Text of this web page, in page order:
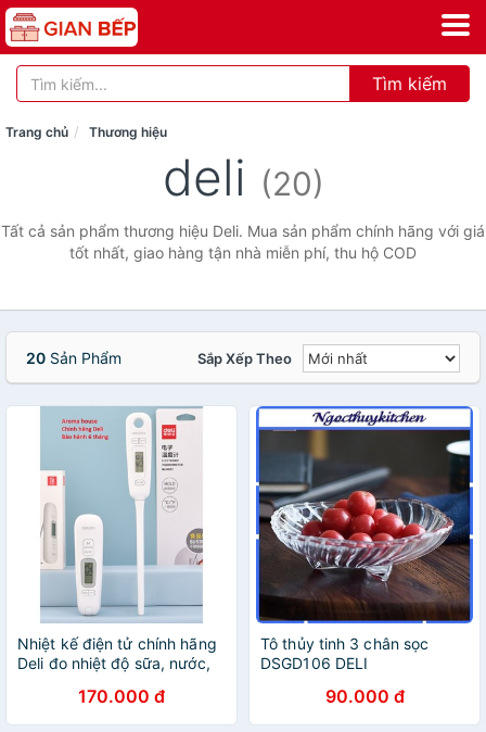
Tìm kiếm
Trang chủ Thương hiệu
deli (20)
Tất cả sản phẩm thương hiệu Deli. Mua sản phẩm chính hãng với giá
tốt nhất, giao hàng tận nhà miễn phí, thu hộ COD
20 Sản Phẩm Sắp Xếp Theo
Nhiệt kế điện tử chính hãng
Deli đo nhiệt độ sữa, nước,
170.000 đ
Tô thủy tinh 3 chân sọc
DSGD106 DELI
90.000 đ